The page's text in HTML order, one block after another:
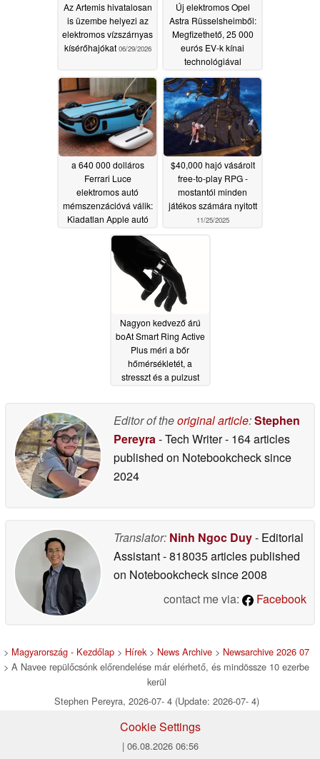
Az Artemis hivatalosan
is üzembe helyezi az
elektromos vízszárnyas
kísérőhajókat 06/29/2026
Új elektromos Opel
Astra Rüsselsheimből:
Megfizethető, 25 000
eurós EV-k kínai
technológiával
fordulatot hoznak?
06/09/2026
a 640 000 dolláros
Ferrari Luce
elektromos autó
mémszenzációvá válik:
Kiadatlan Apple autó
vagy varázsegér?
$40,000 hajó vásárolt
free-to-play RPG -
mostantól minden
játékos számára nyitott
11/25/2025
Nagyon kedvező árú
boAt Smart Ring Active
Plus méri a bőr
hőmérsékletét, a
stresszt és a pulzust
Editor of theoriginal article:Stephen
Pereyra- Tech Writer- 164 articles
published on Notebookchecksince
2024
Translator: Ninh Ngoc Duy- Editorial
Assistant- 818035 articles published
on Notebookchecksince 2008
contact me via:
Facebook
> Magyarország - Kezdőlap > Hírek> News Archive > Newsarchive 2026 07
> A Navee repülőcsónk előrendelése már elérhető, és mindössze 10 ezerbe
kerül
Stephen Pereyra, 2026-07- 4 (Update: 2026-07- 4)
Cookie Settings
| 06.08.2026 06:56